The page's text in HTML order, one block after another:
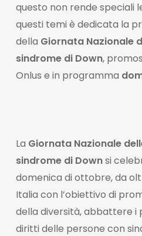
questo non rende speciali
questi temi è dedicata la
della Giornata Nazionale
sindrome di Down,
Onlus e in programma
La Giornata Nazionale
sindrome di Downsi
domenica di ottobre, da
Italia con l’obiettivo di
della diversità, abbattere i
diritti delle persone con